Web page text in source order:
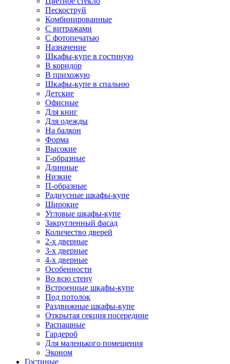
Пескоструй
Комбинированные
С витражами
С фотопечатью
Назначение
Шкафы-купе в гостиную
В коридор
В прихожую
Шкафы-купе в спальню
Детские
Офисные
Для книг
Для одежды
На балкон
Форма
Высокие
Г-образные
Длинные
Низкие
П-образные
Радиусные шкафы-купе
Широкие
Угловые шкафы-купе
Закругленный фасад
Количество дверей
2-х дверные
3-х дверные
4-х дверные
Особенности
Во всю стену
Встроенные шкафы-купе
Под потолок
Раздвижные шкафы-купе
Открытая секция посередине
Распашные
Гардероб
Для маленького помещения
Эконом
Гостиные